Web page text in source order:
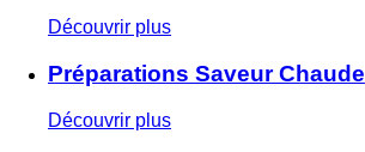
Découvrir plus
Préparations Saveur Chaude
Découvrir plus